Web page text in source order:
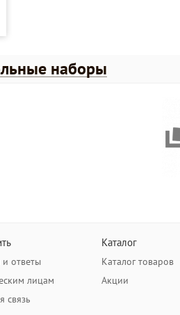
наборы
ответы
лицам
связь
Каталог
Каталог товаров
Акции